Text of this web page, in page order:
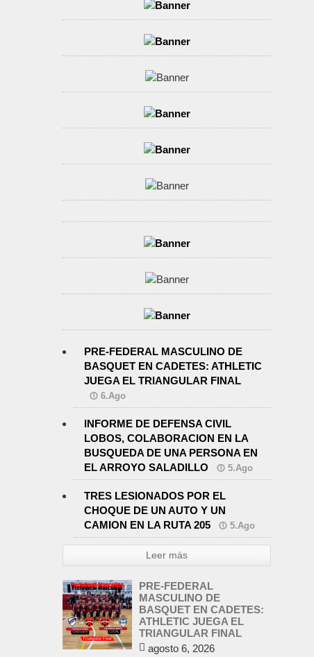
PRE-FEDERAL MASCULINO DE
BASQUET EN CADETES: ATHLETIC
JUEGA EL TRIANGULAR FINAL
6.Ago
INFORME DE DEFENSA CIVIL
LOBOS, COLABORACION EN LA
BUSQUEDA DE UNA PERSONA EN
EL ARROYO SALADILLO
5.Ago
TRES LESIONADOS POR EL
CHOQUE DE UN AUTO Y UN
CAMION EN LA RUTA 205
5.Ago
Leer más
PRE-FEDERAL
MASCULINO DE
BASQUET EN CADETES:
ATHLETIC JUEGA EL
TRIANGULAR FINAL
agosto 6, 2026